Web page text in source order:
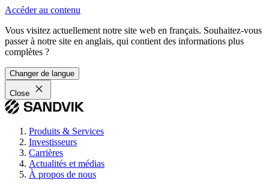
Accéder au contenu
Vous visitez actuellement notre site web en français. Souhaitez-vous
passer à notre site en anglais, qui contient des informations plus
complètes ?
Changer de langue
Close
Produits & Services
Investisseurs
Carrières
Actualités et médias
À propos de nous